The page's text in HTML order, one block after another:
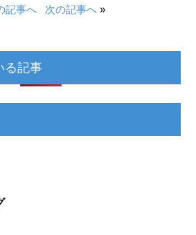
記事へ 次の記事へ »
る記事